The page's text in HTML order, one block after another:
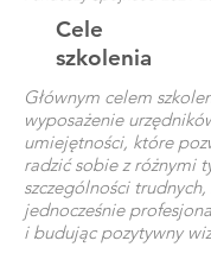
Cele
szkolenia
Głównym celem
wyposażenie
umiejętności, które
radzić sobie z różnymi
szczególności
jednocześnie
i budując pozytywny